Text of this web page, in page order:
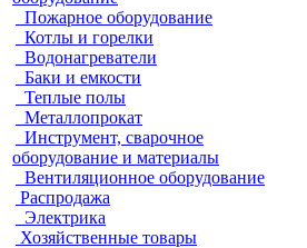
Пожарное оборудование
Котлы и горелки
Водонагреватели
Баки и емкости
Теплые полы
Металлопрокат
Инструмент, сварочное
оборудование и материалы
Вентиляционное оборудование
Распродажа
Электрика
Хозяйственные товары